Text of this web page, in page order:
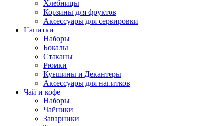
Хлебницы
Корзины для фруктов
Аксессуары для сервировки
Напитки
Наборы
Бокалы
Стаканы
Рюмки
Кувшины и Декантеры
Аксессуары для напитков
Чай и кофе
Наборы
Чайники
Заварники